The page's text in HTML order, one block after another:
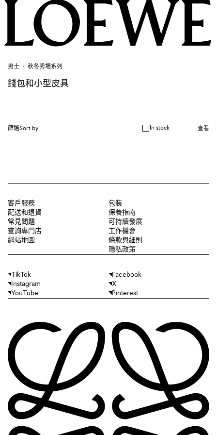
男士 秋冬秀場系列
錢包和小型皮具
篩選Sort by In stock 查看
客戶服務
配送和退貨
常見問題
查詢專門店
網站地圖
包裝
保養指南
可持續發展
工作機會
條款與細則
隱私政策
TikTok
Facebook
Instagram
X
YouTube
Pinterest